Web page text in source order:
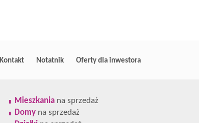
Kontakt Notatnik Oferty dla inwestora
Mieszkania na sprzedaż
Domy na sprzedaż